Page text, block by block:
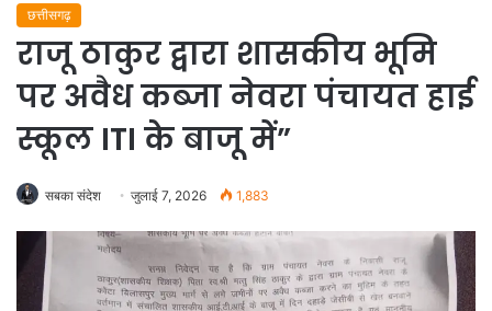
छत्तीसगढ़
राजू ठाकुर द्वारा शासकीय भूमि
पर अवैध कब्जा नेवरा पंचायत हाई
स्कूल ITI के बाजू में”
सबका संदेश जुलाई 7, 2026 1,883